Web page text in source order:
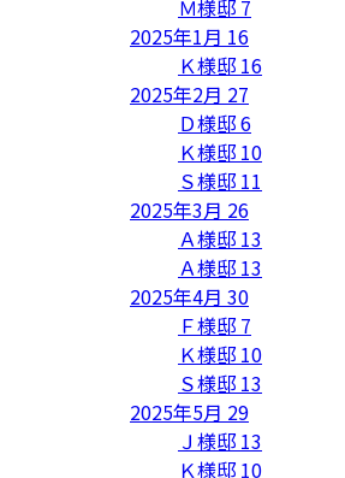
Ｍ様邸 7
2025年1月 16
Ｋ様邸 16
2025年2月 27
Ｄ様邸6
Ｋ様邸 10
Ｓ様邸 11
2025年3月 26
Ａ様邸 13
Ａ様邸 13
2025年4月 30
Ｆ様邸 7
Ｋ様邸 10
Ｓ様邸 13
2025年5月 29
Ｊ様邸 13
Ｋ様邸 10